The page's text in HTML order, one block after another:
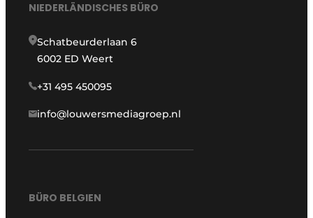
NIEDERLÄNDISCHES BÜRO
Schatbeurderlaan 6
6002 ED Weert
+31 495 450095
info@louwersmediagroep.nl
BÜRO BELGIEN